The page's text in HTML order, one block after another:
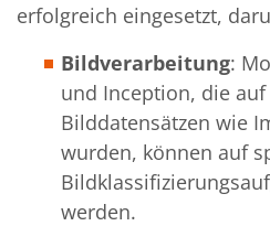
erfolgreich eingesetzt,
Bildverarbeitung:
und Inception, die
Bilddatensätzen wie
wurden, können auf
werden.